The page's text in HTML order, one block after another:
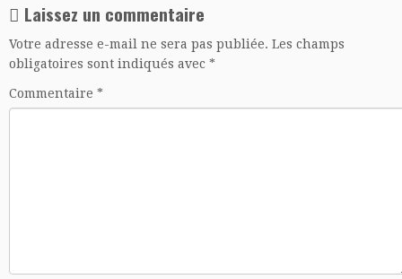
Laissez un commentaire
Votre adresse e-mail ne sera pas publiée. Les champs
obligatoires sont indiqués avec *
Commentaire *